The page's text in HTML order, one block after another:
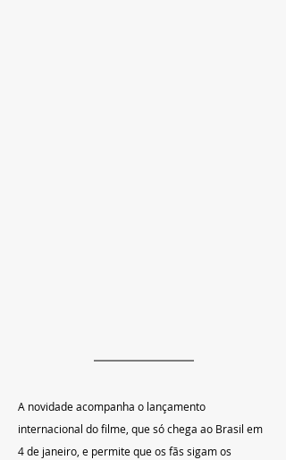
A novidade acompanha o lançamento
internacional do filme, que só chega ao Brasil em
4 de janeiro, e permite que os fãs sigam os